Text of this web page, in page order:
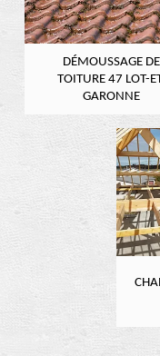
DÉMOUSSAGE DE
TOITURE 47 LOT-
GARONNE